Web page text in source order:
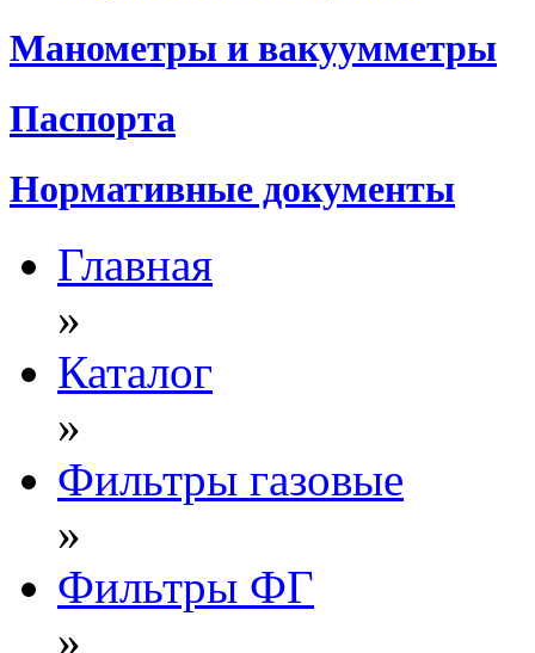
Манометры и вакуумметры
Паспорта
Нормативные документы
Главная
»
Каталог
»
Фильтры газовые
»
Фильтры ФГ
»